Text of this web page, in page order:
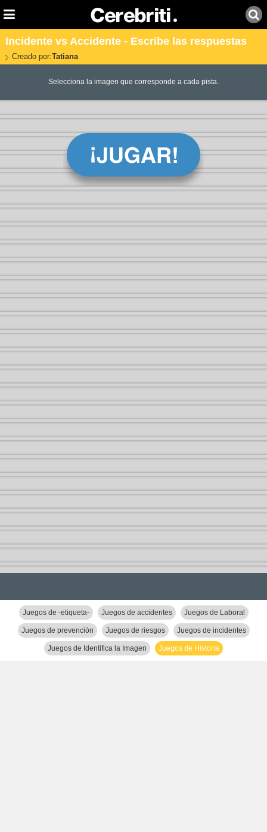
Incidente vs Accidente - Escribe las respuestas
Creado por:Tatiana
Selecciona la imagen que corresponde a cada pista.
Juegos de -etiqueta- Juegos de accidentes Juegos de Laboral
Juegos de prevención Juegos de riesgos Juegos de incidentes
Juegos de Identifica la Imagen Juegos de Historia